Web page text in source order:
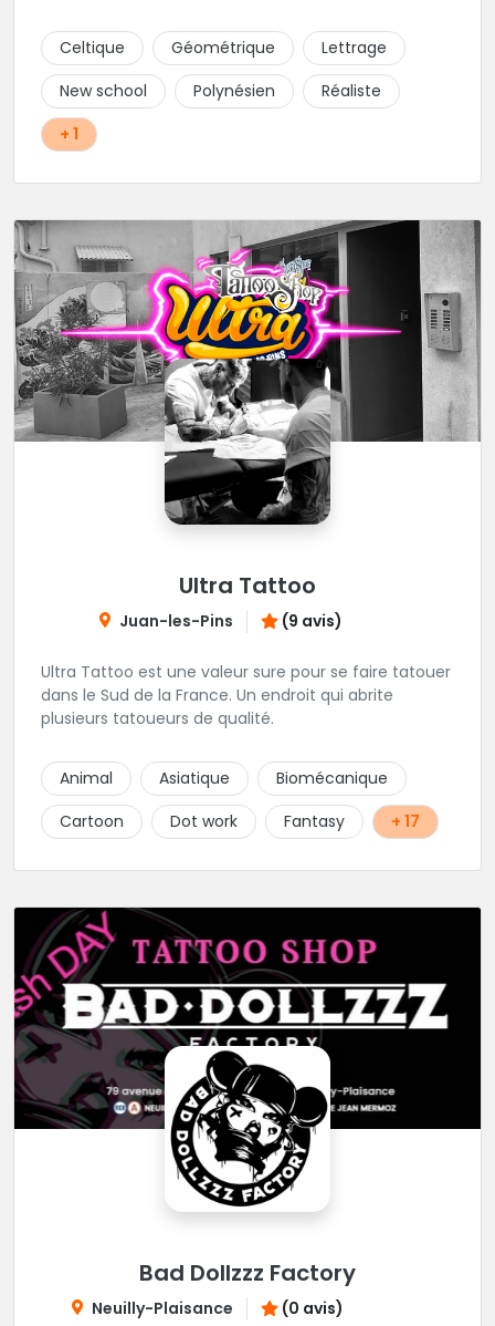
Celtique
Géométrique
Lettrage
New school
Polynésien
Réaliste
+ 1
Ultra Tattoo
Juan-les-Pins (9 avis)
Ultra Tattoo est une valeur sure pour se faire tatouer
dans le Sud de la France. Un endroit qui abrite
plusieurs tatoueurs de qualité.
Animal Asiatique
Biomécanique
Cartoon
Dot work Fantasy + 17
Bad Dollzzz Factory
Neuilly-Plaisance (0 avis)